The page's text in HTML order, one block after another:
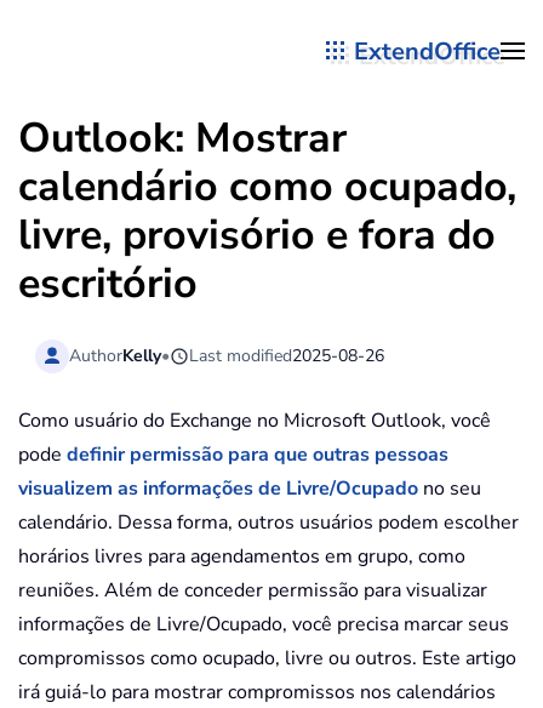
ExtendOffice
Outlook: Mostrar
calendário como ocupado,
livre, provisório e fora do
escritório
AuthorKelly• Last modified2025-08-26
Como usuário do Exchange no Microsoft Outlook, você
pode definir permissão para que outras pessoas
visualizem as informações de Livre/Ocupado no seu
calendário. Dessa forma, outros usuários podem escolher
horários livres para agendamentos em grupo, como
reuniões. Além de conceder permissão para visualizar
informações de Livre/Ocupado, você precisa marcar seus
compromissos como ocupado, livre ou outros. Este artigo
irá guiá-lo para mostrar compromissos nos calendários